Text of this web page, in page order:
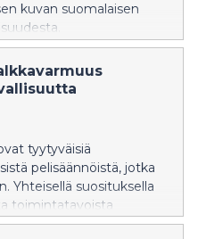
kuvan suomalaisen
se ei muuta,
vahvistavat
toteavat
tyytyväisiä
pelisäännöistä, jotka
Yhteisellä suosituksella
toimintatavoista